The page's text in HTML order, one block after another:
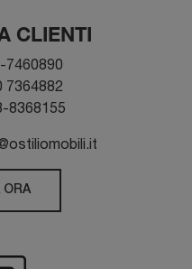
CLIENTI
7460890
7364882
8368155
ORA